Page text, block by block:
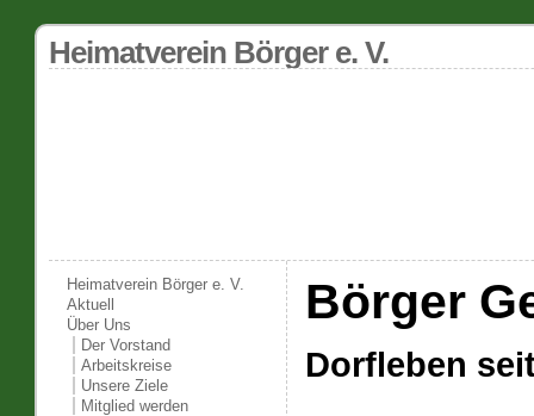
Heimatverein Börger e. V.
Heimatverein Börger e. V.
Aktuell
Über Uns
Der Vorstand
Arbeitskreise
Unsere Ziele
Mitglied werden
Börger
Dorfleben